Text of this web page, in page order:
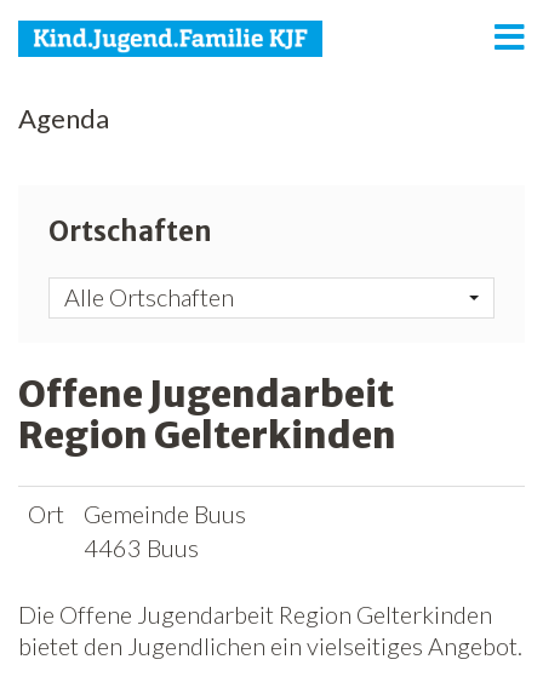
KJF
Media
Agenda
Netzwerk
Spenden
News
Agenda
Ortschaften
Alle Ortschaften
Offene Jugendarbeit
Region Gelterkinden
Ort
Gemeinde Buus
4463 Buus
Die Offene Jugendarbeit Region Gelterkinden
bietet den Jugendlichen ein vielseitiges Angebot.